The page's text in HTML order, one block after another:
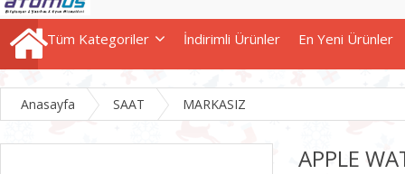
Tüm Kategoriler İndirimli Ürünler En Yeni Ürünler
Anasayfa SAAT MARKASIZ
APPLE